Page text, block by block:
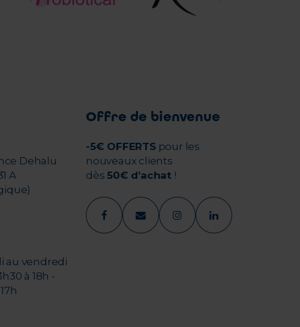
Dehalu
A
au vendredi
à 18h -
Offre de bienvenue
-5€ OFFERTSpour les
nouveaux clients
dès50€ d’achat !